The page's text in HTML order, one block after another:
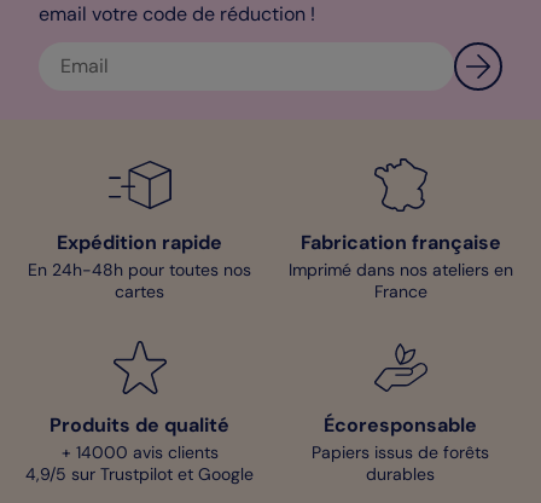
fabrication française, vous recevrez ces faire-parts sous 24h
évènement.
email votre code de réduction !
Expédition rapide
En 24h-48h pour toutes nos
cartes
Fabrication française
Imprimé dans nos ateliers en
France
Produits de qualité
+ 14000 avis clients
4,9/5 sur Trustpilot et Google
Écoresponsable
Papiers issus de forêts
durables